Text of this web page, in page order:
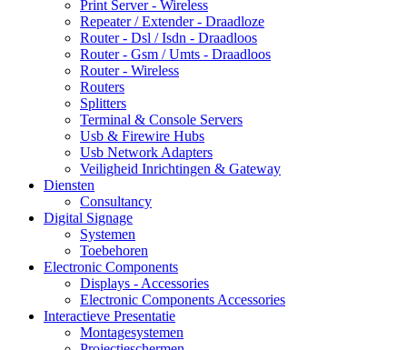
Print Server - Wireless
Repeater / Extender - Draadloze
Router - Dsl / Isdn - Draadloos
Router - Gsm / Umts - Draadloos
Router - Wireless
Routers
Splitters
Terminal & Console Servers
Usb & Firewire Hubs
Usb Network Adapters
Veiligheid Inrichtingen & Gateway
Diensten
Consultancy
Digital Signage
Systemen
Toebehoren
Electronic Components
Displays - Accessories
Electronic Components Accessories
Interactieve Presentatie
Montagesystemen